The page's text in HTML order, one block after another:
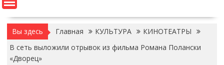
Вы здесь Главная КУЛЬТУРА
КИНОТЕАТРЫ
В сеть выложили отрывок из фильма Романа Полански
«Дворец»